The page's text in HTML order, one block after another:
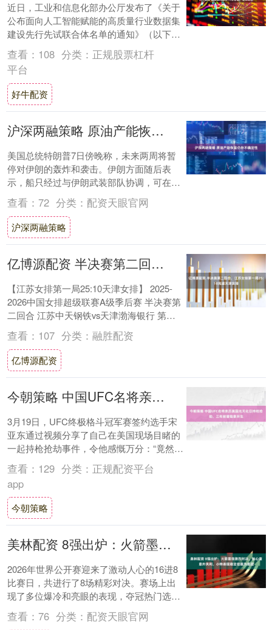
近日，工业和信息化部办公厅发布了《关于
公布面向人工智能赋能的高质量行业数据集
建设先行先试联合体名单的通知》（以下简
称《通知》）。名单涵盖了多地面向人工智
能赋能的....
查看： 108 分类： 正规股票杠杆
平台
好牛配资
沪深两融策略 原油产能恢复仍存不确定性
美国总统特朗普7日傍晚称，未来两周将暂
停对伊朗的轰炸和袭击。伊朗方面随后表
示，船只经过与伊朗武装部队协调，可在两
周时间内实现在霍尔木兹海峡安全通行，这
意味着2月....
查看： 72 分类： 配资天眼官网
沪深两融策略
亿博源配资 半决赛第二回合，江苏女排第一局25:10完虐天津女排
【江苏女排第一局25:10天津女排】 2025-
2026中国女排超级联赛A级季后赛 半决赛第
二回合 江苏中天钢铁vs天津渤海银行 第一
局：25-10 大比分：1....
查看： 107 分类： 融胜配资
亿博源配资
今朝策略 中国UFC名将亲历美国光天化日持枪抢劫，三年前曾险象环生
3月19日，UFC终极格斗冠军赛签约选手宋
亚东通过视频分享了自己在美国现场目睹的
一起持枪抢劫事件，令他感慨万分：“竟然在
大白天亲眼看到抢劫，难道这里的治安真这
么....
查看： 129 分类： 正规配资平台
app
今朝策略
美林配资 8强出炉：火箭墨菲激烈对决，赵心童意外失利，小特表现稳定但最为委屈
2026年世界公开赛迎来了激动人心的16进8
比赛日，共进行了8场精彩对决。赛场上出
现了多位爆冷和亮眼的表现，夺冠热门选手
赵心童与凯伦·威尔逊遗憾出局，两人均以
2....
查看： 76 分类： 配资天眼官网